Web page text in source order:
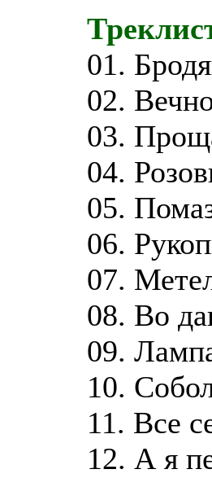
01.
02.
03.
04.
05.
06.
07.
08. Во
09.
10.
11. Все
12. А я